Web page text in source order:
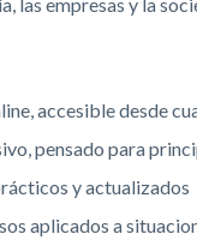
accesible desde
pensado para
y actualizados
aplicados a